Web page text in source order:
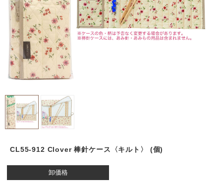
CL55-912 Clover 棒針ケース〈キルト〉 (個)
卸価格